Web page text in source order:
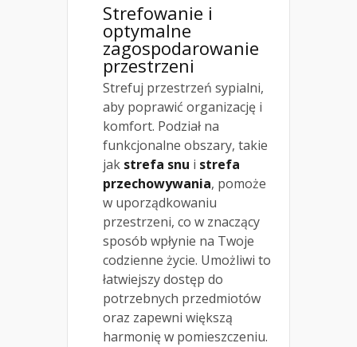
Strefowanie i
optymalne
zagospodarowanie
przestrzeni
Strefuj przestrzeń sypialni,
aby poprawić organizację i
komfort. Podział na
funkcjonalne obszary, takie
jak strefa snu i strefa
przechowywania, pomoże
w uporządkowaniu
przestrzeni, co w znaczący
sposób wpłynie na Twoje
codzienne życie. Umożliwi to
łatwiejszy dostęp do
potrzebnych przedmiotów
oraz zapewni większą
harmonię w pomieszczeniu.